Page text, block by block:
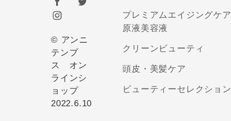
© アンニ
テンプ
ス オン
ラインシ
ョップ
2022.6.10
プレミアムエイジングケア
原液美容液
クリーンビューティ
頭皮・美髪ケア
ビューティーセレクション